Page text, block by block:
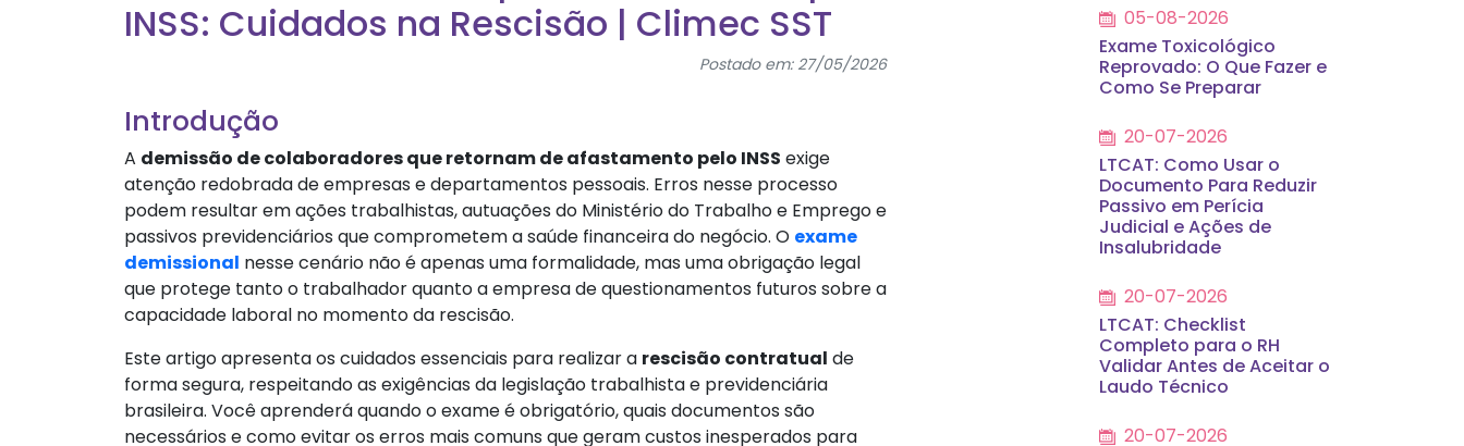
INSS: Cuidados na Rescisão | Climec SST
Postado em: 27/05/2026
Introdução
A demissão de colaboradores que retornam de afastamento pelo INSS exige
atenção redobrada de empresas e departamentos pessoais. Erros nesse processo
podem resultar em ações trabalhistas, autuações do Ministério do Trabalho e Emprego e
passivos previdenciários que comprometem a saúde financeira do negócio. O exame
demissional nesse cenário não é apenas uma formalidade, mas uma obrigação legal
que protege tanto o trabalhador quanto a empresa de questionamentos futuros sobre a
capacidade laboral no momento da rescisão.
Este artigo apresenta os cuidados essenciais para realizar a rescisão contratual de
forma segura, respeitando as exigências da legislação trabalhista e previdenciária
brasileira. Você aprenderá quando o exame é obrigatório, quais documentos são
necessários e como evitar os erros mais comuns que geram custos inesperados para
05-08-2026
Exame Toxicológico
Reprovado: O Que Fazer e
Como Se Preparar
20-07-2026
LTCAT: Como Usar o
Documento Para Reduzir
Passivo em Perícia
Judicial e Ações de
Insalubridade
20-07-2026
LTCAT: Checklist
Completo para o RH
Validar Antes de Aceitar o
Laudo Técnico
20-07-2026